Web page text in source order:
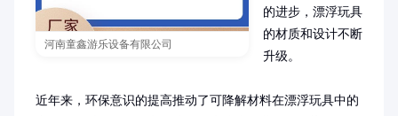
河南童鑫游乐设备有限公司
的进步，漂浮玩具
的材质和设计不断
升级。
近年来，环保意识的提高推动了可降解材料在漂浮玩具中的